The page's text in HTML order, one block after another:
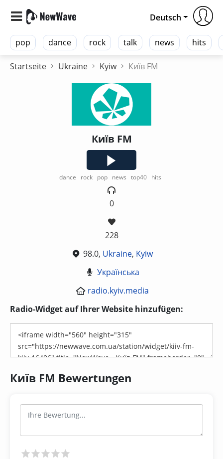
pop dance rock talk news hits
Deutsch
Startseite Ukraine Kyiw Київ FM
Київ FM
dance rock pop news top40 hits
0
228
98.0, Ukraine, Kyiw
Українська
radio.kyiv.media
Radio-Widget auf Ihrer Website hinzufügen:
Київ FM Bewertungen